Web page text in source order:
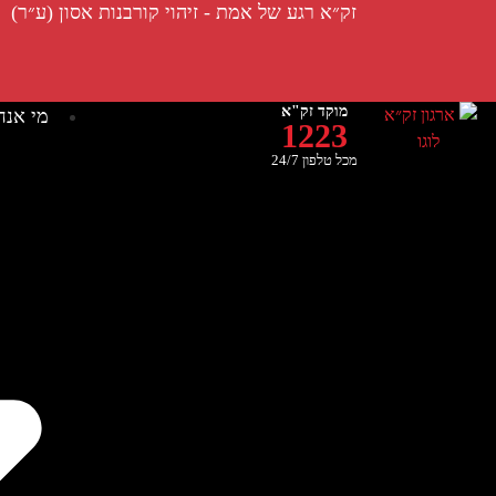
זק״א רגע של אמת - זיהוי קורבנות אסון (ע״ר)
מוקד זק"א
1223
מכל טלפון 24/7
מי